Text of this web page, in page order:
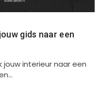
gids naar een
interieur naar een